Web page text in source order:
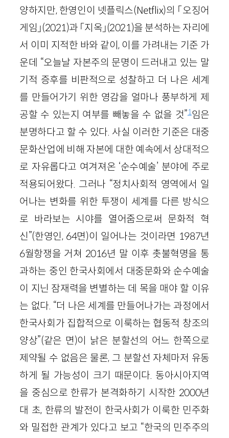
양하지만, 한영인이 넷플릭스(Netflix)의 「오징어
게임」(2021)과 「지옥」(2021)을 분석하는 자리에
서 이미 지적한 바와 같이, 이를 가려내는 기준 가
운데 “오늘날 자본주의 문명이 드러내고 있는 말
기적 증후를 비판적으로 성찰하고 더 나은 세계
를 만들어가기 위한 영감을 얼마나 풍부하게 제
공할 수 있는지 여부를 빼놓을 수 없을 것”1임은
분명하다고 할 수 있다. 사실 이러한 기준은 대중
문화산업에 비해 자본에 대한 예속에서 상대적으
로 자유롭다고 여겨져온 ‘순수예술’ 분야에 주로
적용되어왔다. 그러나 “정치사회적 영역에서 일
어나는 변화를 위한 투쟁이 세계를 다른 방식으
로 바라보는 시야를 열어줌으로써 문화적 혁
신”(한영인, 64면)이 일어나는 것이라면 1987년
6월항쟁을 거쳐 2016년 말 이후 촛불혁명을 통
과하는 중인 한국사회에서 대중문화와 순수예술
이 지닌 잠재력을 변별하는 데 목을 매야 할 이유
는 없다. “더 나은 세계를 만들어나가는 과정에서
한국사회가 집합적으로 이룩하는 협동적 창조의
양상”(같은 면)이 낡은 분할선의 어느 한쪽으로
제약될 수 없음은 물론, 그 분할선 자체마저 유동
하게 될 가능성이 크기 때문이다. 동아시아지역
을 중심으로 한류가 본격화하기 시작한 2000년
대 초, 한류의 발전이 한국사회가 이룩한 민주화
와 밀접한 관계가 있다고 보고 “한국의 민주주의